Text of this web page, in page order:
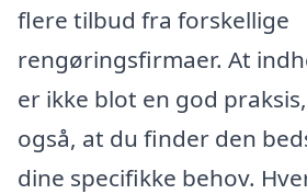
flere tilbud fra forskellige
rengøringsfirmaer. At
er ikke blot en god
også, at du finder den
dine specifikke behov.